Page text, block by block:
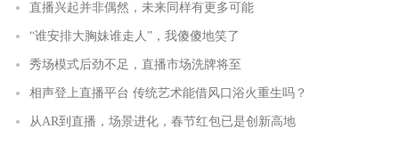
直播兴起并非偶然，未来同样有更多可能
“谁安排大胸妹谁走人”，我傻傻地笑了
秀场模式后劲不足，直播市场洗牌将至
相声登上直播平台 传统艺术能借风口浴火重生吗？
从AR到直播，场景进化，春节红包已是创新高地